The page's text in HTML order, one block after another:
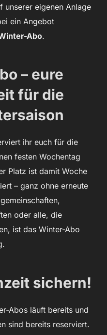
unserer eigenen Anlage
ein Angebot
Abo.
– eure
für die
ihr euch für die
festen Wochentag
Platz ist damit Woche
– ganz ohne erneute
oder alle, die
ist das Winter-Abo
sichern!
Abos läuft bereits und
sind bereits reserviert.